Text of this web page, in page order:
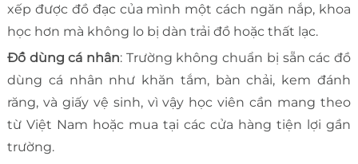
xếp được đồ đạc của mình một cách ngăn nắp, khoa
học hơn mà không lo bị dàn trải đồ hoặc thất lạc.
Đồ dùng cá nhân: Trường không chuẩn bị sẵn các đồ
dùng cá nhân như khăn tắm, bàn chải, kem đánh
răng, và giấy vệ sinh, vì vậy học viên cần mang theo
từ Việt Nam hoặc mua tại các cửa hàng tiện lợi gần
trường.